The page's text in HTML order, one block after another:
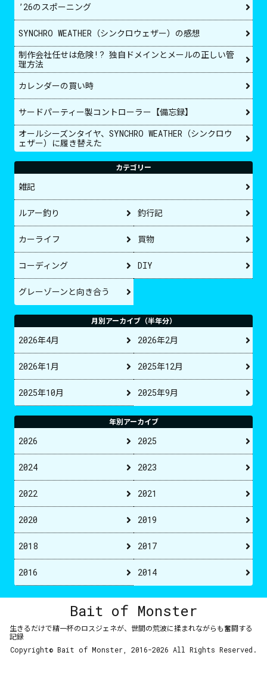
’26のスポーニング
SYNCHRO WEATHER（シンクロウェザー）の感想
制作会社任せは危険!? 独自ドメインとメールの正しい管
理方法
カレンダーの買い時
サードパーティー製コントローラー【備忘録】
オールシーズンタイヤ、SYNCHRO WEATHER（シンクロウ
ェザー）に履き替えた
カテゴリー
雑記
ルアー釣り 釣行記
カーライフ 買物
コーディング DIY
グレーゾーンと向き合う
月別アーカイブ（半年分）
2026年4月 2026年2月
2026年1月 2025年12月
2025年10月 2025年9月
年別アーカイブ
2026 2025
2024 2023
2022 2021
2020 2019
2018 2017
2016 2014
Bait of Monster
生きるだけで精一杯のロスジェネが、世間の荒波に揉まれながらも奮闘する
記録
Copyright© Bait of Monster, 2016-2026 All Rights Reserved.